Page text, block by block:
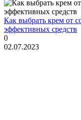
Как выбрать крем от
эффективных средств
0
02.07.2023